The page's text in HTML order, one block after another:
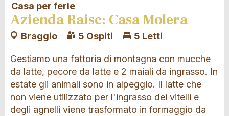
Casa per ferie
Azienda Raisc: Casa Molera
Braggio 5 Ospiti 5 Letti
Gestiamo una fattoria di montagna con mucche
da latte, pecore da latte e 2 maiali da ingrasso. In
estate gli animali sono in alpeggio. Il latte che
non viene utilizzato per l'ingrasso dei vitelli e
degli agnelli viene trasformato in formaggio da